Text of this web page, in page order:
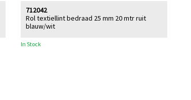
Rol textiellint bedraad 25 mm 20 mtr ruit
blauw/wit
712042
In Stock